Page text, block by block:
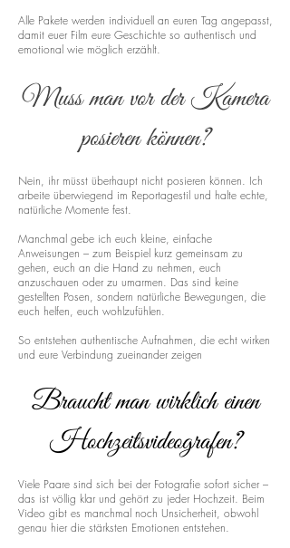
Alle Pakete werden individuell an euren Tag angepasst,
damit euer Film eure Geschichte so authentisch und
emotional wie möglich erzählt.
Muss man vor der Kamera
posieren können?
Nein, ihr müsst überhaupt nicht posieren können. Ich
arbeite überwiegend im Reportagestil und halte echte,
natürliche Momente fest.
Manchmal gebe ich euch kleine, einfache
Anweisungen – zum Beispiel kurz gemeinsam zu
gehen, euch an die Hand zu nehmen, euch
anzuschauen oder zu umarmen. Das sind keine
gestellten Posen, sondern natürliche Bewegungen, die
euch helfen, euch wohlzufühlen.
So entstehen authentische Aufnahmen, die echt wirken
und eure Verbindung zueinander zeigen
Braucht man wirklich einen
Hochzeitsvideografen?
Viele Paare sind sich bei der Fotografie sofort sicher –
das ist völlig klar und gehört zu jeder Hochzeit. Beim
Video gibt es manchmal noch Unsicherheit, obwohl
genau hier die stärksten Emotionen entstehen.